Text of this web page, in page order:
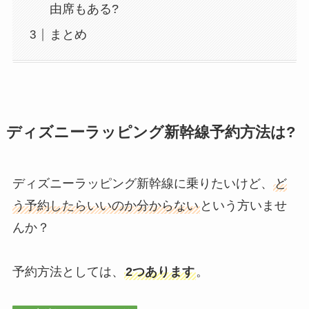
由席もある?
まとめ
ディズニーラッピング新幹線予約方法は?
ディズニーラッピング新幹線に乗りたいけど、 ど
う予約したらいいのか分からないという方いませ
んか？
予約方法としては、 2つあります。